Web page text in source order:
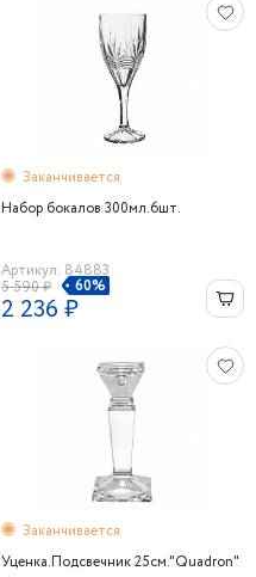
Заканчивается
Набор бокалов 300мл.6шт.
Артикул: 84883
5 590 ₽
60%
2 236 ₽
Заканчивается
Уценка.Подсвечник 25см."Quadron"